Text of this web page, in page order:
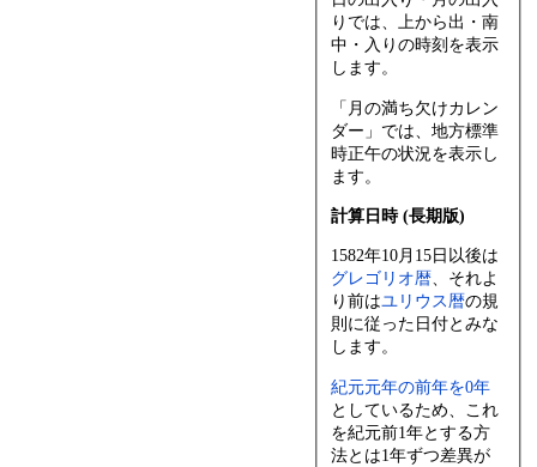
りでは、上から出・南
中・入りの時刻を表示
します。
「月の満ち欠けカレン
ダー」では、地方標準
時正午の状況を表示し
ます。
計算日時 (長期版)
1582年10月15日以後は
グレゴリオ暦、それよ
り前はユリウス暦の規
則に従った日付とみな
します。
紀元元年の前年を0年
としているため、これ
を紀元前1年とする方
法とは1年ずつ差異が